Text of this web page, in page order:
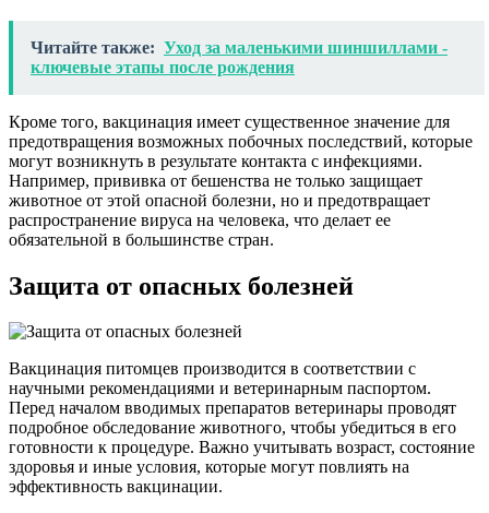
Читайте также: Уход за маленькими шиншиллами -
ключевые этапы после рождения
Кроме того, вакцинация имеет существенное значение для
предотвращения возможных побочных последствий, которые
могут возникнуть в результате контакта с инфекциями.
Например, прививка от бешенства не только защищает
животное от этой опасной болезни, но и предотвращает
распространение вируса на человека, что делает ее
обязательной в большинстве стран.
Защита от опасных болезней
Вакцинация питомцев производится в соответствии с
научными рекомендациями и ветеринарным паспортом.
Перед началом вводимых препаратов ветеринары проводят
подробное обследование животного, чтобы убедиться в его
готовности к процедуре. Важно учитывать возраст, состояние
здоровья и иные условия, которые могут повлиять на
эффективность вакцинации.